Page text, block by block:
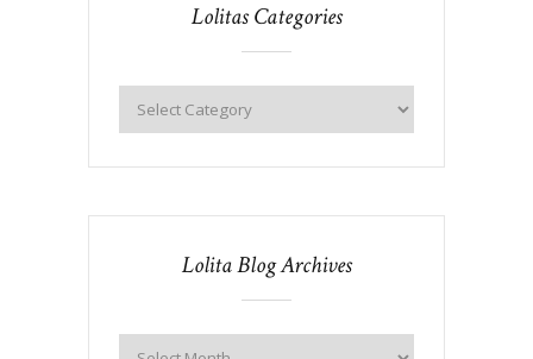
Lolitas Categories
Lolita Blog Archives